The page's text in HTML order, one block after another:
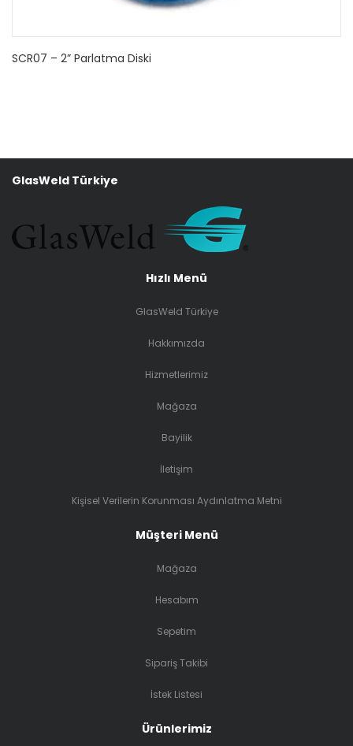
SCR07 – 2” Parlatma Diski
GlasWeld Türkiye
Hızlı Menü
GlasWeld Türkiye
Hakkımızda
Hizmetlerimiz
Mağaza
Bayilik
İletişim
Kişisel Verilerin Korunması Aydınlatma Metni
Müşteri Menü
Mağaza
Hesabım
Sepetim
Sipariş Takibi
İstek Listesi
Ürünlerimiz